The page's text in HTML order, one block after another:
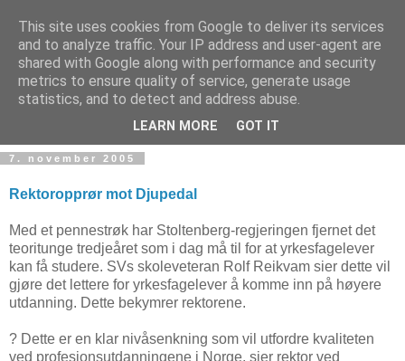
Teknologinyheter
7. november 2005
Rektoropprør mot Djupedal
Med et pennestrøk har Stoltenberg-regjeringen fjernet det
teoritunge tredjeåret som i dag må til for at yrkesfagelever
kan få studere. SVs skoleveteran Rolf Reikvam sier dette vil
gjøre det lettere for yrkesfagelever å komme inn på høyere
utdanning. Dette bekymrer rektorene.
? Dette er en klar nivåsenkning som vil utfordre kvaliteten
ved profesjonsutdanningene i Norge, sier rektor ved
This site uses cookies from Google to deliver its services
and to analyze traffic. Your IP address and user-agent are
shared with Google along with performance and security
metrics to ensure quality of service, generate usage
statistics, and to detect and address abuse.
LEARN MORE GOT IT